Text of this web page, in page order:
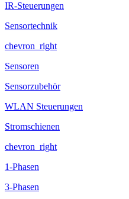
IR-Steuerungen
Sensortechnik
chevron_right
Sensoren
Sensorzubehör
WLAN Steuerungen
Stromschienen
chevron_right
1-Phasen
3-Phasen